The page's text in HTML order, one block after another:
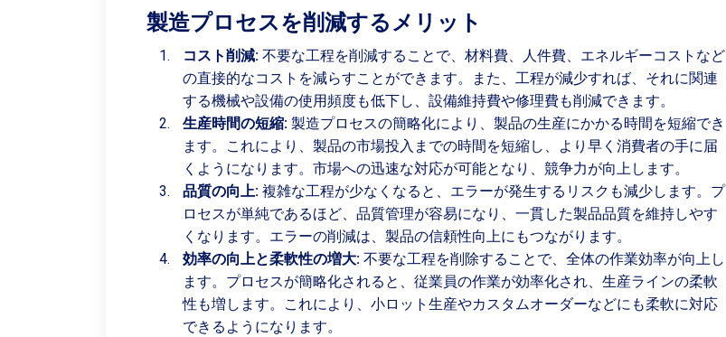
製造プロセスを削減するメリット
コスト削減: 不要な工程を削減することで、材料費、人件費、エネルギーコストなど
の直接的なコストを減らすことができます。また、工程が減少すれば、それに関連
する機械や設備の使用頻度も低下し、設備維持費や修理費も削減できます。
生産時間の短縮: 製造プロセスの簡略化により、製品の生産にかかる時間を短縮でき
ます。これにより、製品の市場投入までの時間を短縮し、より早く消費者の手に届
くようになります。市場への迅速な対応が可能となり、競争力が向上します。
品質の向上: 複雑な工程が少なくなると、エラーが発生するリスクも減少します。プ
ロセスが単純であるほど、品質管理が容易になり、一貫した製品品質を維持しやす
くなります。エラーの削減は、製品の信頼性向上にもつながります。
効率の向上と柔軟性の増大: 不要な工程を削除することで、全体の作業効率が向上し
ます。プロセスが簡略化されると、従業員の作業が効率化され、生産ラインの柔軟
性も増します。これにより、小ロット生産やカスタムオーダーなどにも柔軟に対応
できるようになります。